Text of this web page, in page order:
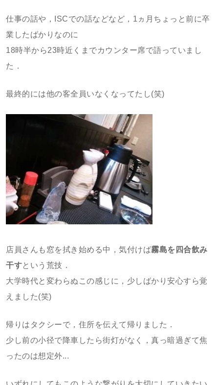
仕事の話や，ISCでの話などなど，1ヵ月ちょっと前に卒
業したばかりなのに
18時半から23時近くまでカウンター席で語っていまし
た．
最終的には他の客全員いなくなってたし(笑)
店員さんも窓を拭き始める中，気付けば霧島を四合飲み
干すという荒技．
大学時代と変わらぬこの感じに，少しばかり安心すら覚
えました(笑)
帰りはタクシーで，住所を伝えて帰りました．
少し前の小径で降車したら街灯がなく，真っ暗過ぎて焦
ったのは想定外...